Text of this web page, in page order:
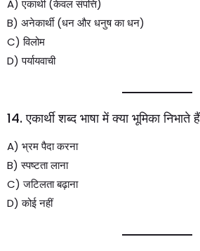
A) एकार्थी (केवल संपत्ति)
B) अनेकार्थी (धन और धनुष का धन)
C) विलोम
D) पर्यायवाची
14. एकार्थी शब्द भाषा में क्या भूमिका निभाते
A) भ्रम पैदा करना
B) स्पष्टता लाना
C) जटिलता बढ़ाना
D) कोई नहीं